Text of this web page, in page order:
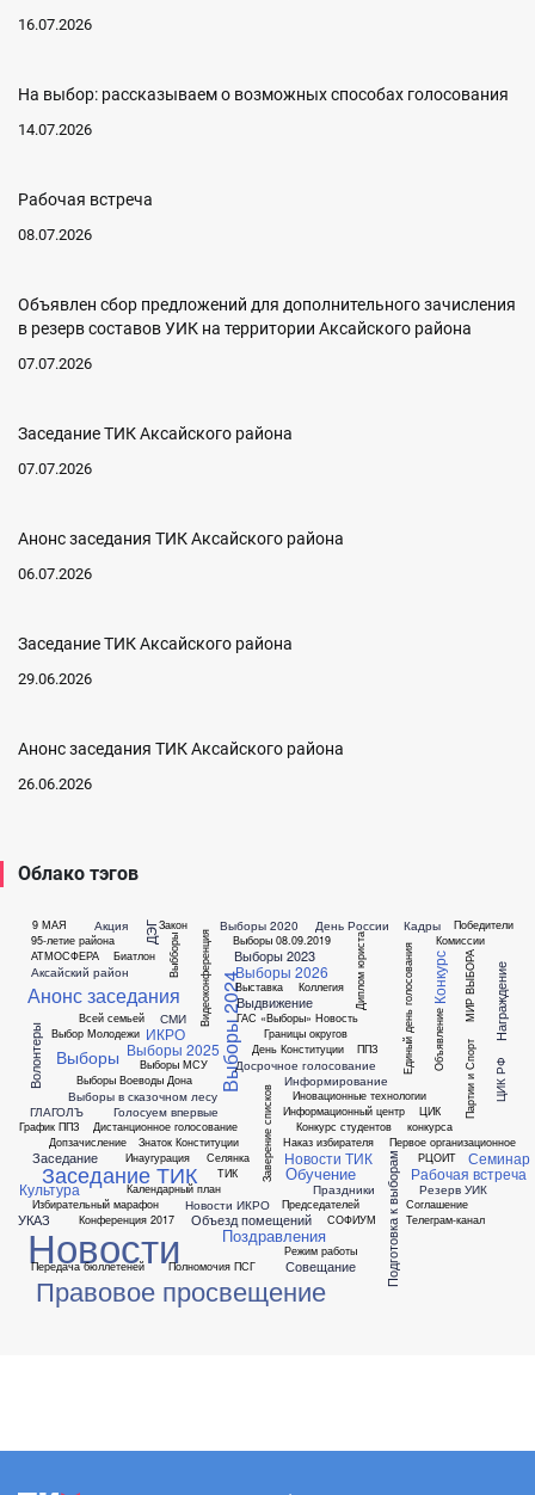
16.07.2026
На выбор: рассказываем о возможных способах голосования
14.07.2026
Рабочая встреча
08.07.2026
Объявлен сбор предложений для дополнительного зачисления
в резерв составов УИК на территории Аксайского района
07.07.2026
Заседание ТИК Аксайского района
07.07.2026
Анонс заседания ТИК Аксайского района
06.07.2026
Заседание ТИК Аксайского района
29.06.2026
Анонс заседания ТИК Аксайского района
26.06.2026
Облако тэгов
9 МАЯ
95-летие района
АТМОСФЕРА
Аксайский район
Акция
Анонс заседания
Биатлон Видеоконференция
Волонтеры
Всей семьей
Выбборы
Выбор Молодежи
Выборы
Выборы 08.09.2019
Выборы 2020
Выборы 2023
Выборы 2024
Выборы 2025
Выборы 2026
Выборы Воеводы Дона
Выборы МСУ
Выборы в сказочном лесу
Выдвижение
Выставка
ГАС «Выборы»
ГЛАГОЛЪ Голосуем впервые
Границы округов
График ППЗ
ДЭГ
День Конституции
День России
Диплом юриста
Дистанционное голосование
Допзачисление
Досрочное голосование Единый день голосования
Заверение списков
Закон
Заседание
Заседание ТИК
Знаток Конституции
ИКРО
Избирательный марафон
Инаугурация
Иновационные технологии
Информационный центр
Информирование
Кадры
Календарный план
Коллегия
Комиссии
Конкурс
Конкурс студентов
Конференция 2017
Культура
МИР ВЫБОРА Награждение
Наказ избирателя
Новости
Новости ИКРО
Новости ТИК
Новость
Обучение
Объезд помещений
Объявление
ППЗ Партии и Спорт
Первое организационное
Передача бюллетеней
Победители
Подготовка к выборам
Поздравления
Полномочия ПСГ
Правовое просвещение
Праздники
Председателей
РЦОИТ
Рабочая встреча
Режим работы
Резерв УИК
СМИ
СОФИУМ
Селянка Семинар
Совещание
Соглашение
ТИК
Телеграм-канал
УКАЗ
ЦИК
ЦИК РФ
конкурса